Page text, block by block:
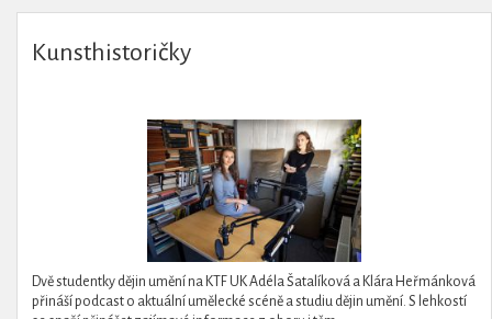
Kunsthistoričky
Dvě studentky dějin umění na KTF UK Adéla Šatalíková a Klára Heřmánková
přináší podcast o aktuální umělecké scéně a studiu dějin umění. S lehkostí